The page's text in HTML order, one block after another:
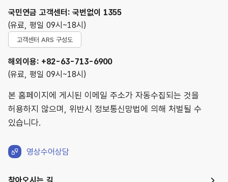
국민연금 고객센터: 국번없이 1355
(유료, 평일 09시~18시)
고객센터 ARS 구성도
해외이용: +82-63-713-6900
(유료, 평일 09시~18시)
본 홈페이지에 게시된 이메일 주소가 자동수집되는 것을
허용하지 않으며, 위반시 정보통신망법에 의해 처벌될 수
있습니다.
영상수어상담